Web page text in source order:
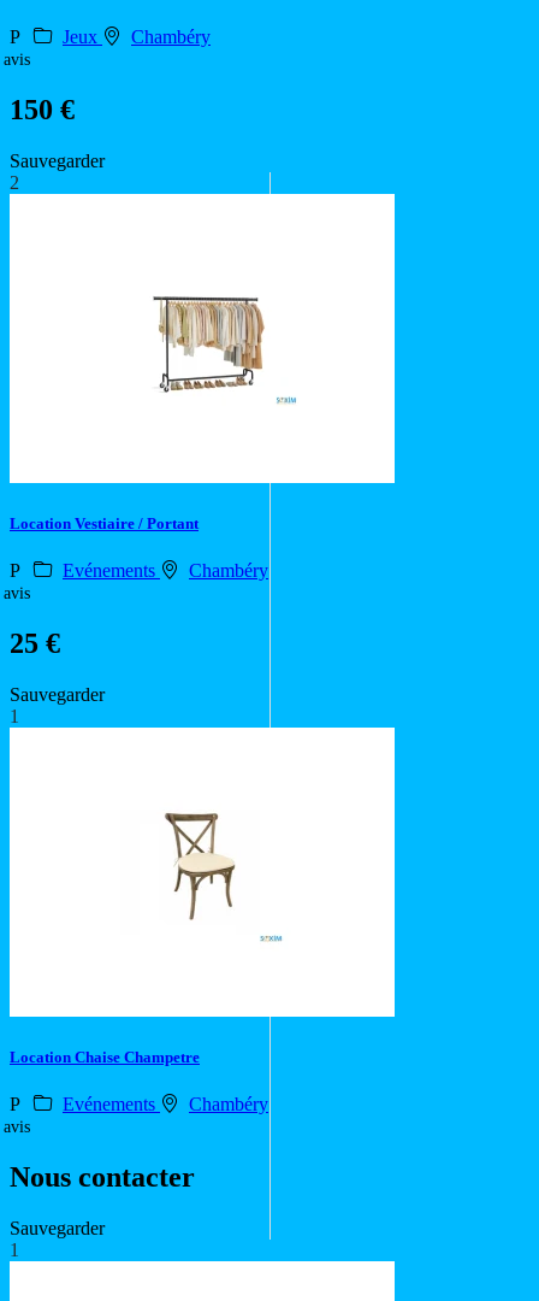
P Jeux Chambéry
avis
150 €
Sauvegarder
2
Location Vestiaire / Portant
P Evénements Chambéry
avis
25 €
Sauvegarder
1
Location Chaise Champetre
P Evénements Chambéry
avis
Nous contacter
Sauvegarder
1